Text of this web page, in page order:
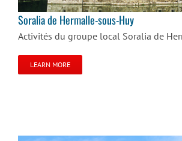
Soralia de Hermalle-sous-Huy
Activités du groupe local Soralia de
LEARN MORE